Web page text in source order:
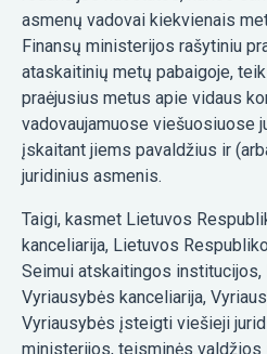
asmenų vadovai kiekvienais
Finansų ministerijos rašytiniu
ataskaitinių metų pabaigoje,
praėjusius metus apie vidaus
vadovaujamuose viešuosiuose
įskaitant jiems pavaldžius ir
juridinius asmenis.
Taigi, kasmet Lietuvos
kanceliarija, Lietuvos
Seimui atskaitingos
Vyriausybės kanceliarija,
Vyriausybės įsteigti viešieji
ministerijos, teisminės